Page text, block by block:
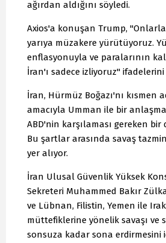
ağırdan aldığını söyledi.
Axios'a konuşan Trump, "Onlarla
yarıya müzakere yürütüyoruz.
enflasyonuyla ve paralarının
İran'ı sadece izliyoruz"
İran, Hürmüz Boğazı'nı kısmen
amacıyla Umman ile bir
ABD'nin karşılaması gereken bir
Bu şartlar arasında savaş
yer alıyor.
İran Ulusal Güvenlik Yüksek
Sekreteri Muhammed Bakır
ve Lübnan, Filistin, Yemen ile
müttefiklerine yönelik savaşı ve
sonsuza kadar sona erdirmesini